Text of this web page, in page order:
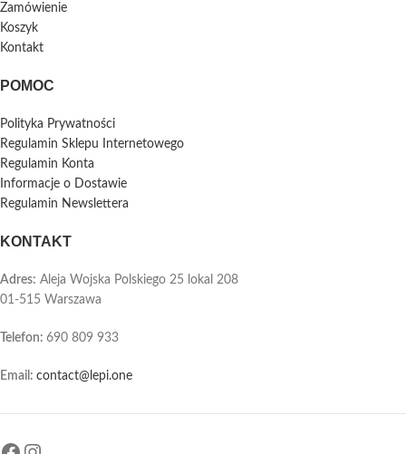
Zamówienie
Koszyk
Kontakt
POMOC
Polityka Prywatności
Regulamin Sklepu Internetowego
Regulamin Konta
Informacje o Dostawie
Regulamin Newslettera
KONTAKT
Adres: Aleja Wojska Polskiego 25 lokal 208
01-515 Warszawa
Telefon: 690 809 933
Email: contact@lepi.one